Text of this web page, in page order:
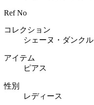
Ref No
コレクション
シェーヌ・ダンクル
アイテム
ピアス
性別
レディース